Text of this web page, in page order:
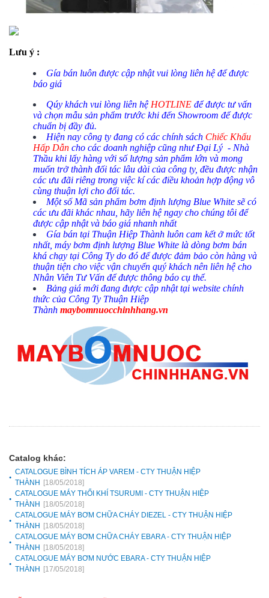
Lưu ý :
Gía bán luôn được cập nhật vui lòng liên hệ để được
báo giá
Qúy khách vui lòng liên hệ HOTLINE để được tư vấn
và chọn mẫu sản phẩm trước khi đến Showroom để được
chuẩn bị đầy đủ.
Hiện nay công ty đang có các chính sách Chiếc Khấu
Hấp Dẫn cho các doanh nghiệp cũng như Đại Lý - Nhà
Thầu khi lấy hàng với số lượng sản phẩm lớn và mong
muốn trở thành đối tác lâu dài của công ty, đều được nhận
các ưu đãi riêng trong việc kí các điều khoản hợp động vô
cùng thuận lợi cho đối tác.
Một số Mã sản phẩm bơm định lượng Blue White sẽ có
các ưu đãi khác nhau, hãy liên hệ ngay cho chúng tôi để
được cập nhật và báo giá nhanh nhất
Gía bán tại Thuận Hiệp Thành luôn cam kết ở mức tốt
nhất, máy bơm định lượng Blue White là dòng bơm bán
khá chạy tại Công Ty do đó để được đảm bảo còn hàng và
thuận tiện cho việc vận chuyển quý khách nên liên hệ cho
Nhân Viên Tư Vấn để được thông báo cụ thể.
Bảng giá mới đang được cập nhật tại website chính
thức của Công Ty Thuận Hiệp
Thành maybomnuocchinhhang.vn
Catalog khác:
CATALOGUE BÌNH TÍCH ÁP VAREM - CTY THUẬN HIỆP
THÀNH
[18/05/2018]
CATALOGUE MÁY THỔI KHÍ TSURUMI - CTY THUẬN HIỆP
THÀNH
[18/05/2018]
CATALOGUE MÁY BƠM CHỮA CHÁY DIEZEL - CTY THUẬN HIỆP
THÀNH
[18/05/2018]
CATALOGUE MÁY BƠM CHỮA CHÁY EBARA - CTY THUẬN HIỆP
THÀNH
[18/05/2018]
CATALOGUE MÁY BƠM NƯỚC EBARA - CTY THUẬN HIỆP
THÀNH
[17/05/2018]